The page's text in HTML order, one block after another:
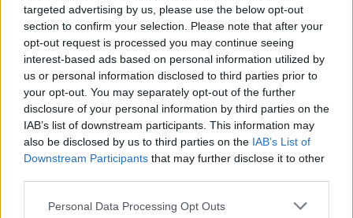
targeted advertising by us, please use the below opt-out
section to confirm your selection. Please note that after your
opt-out request is processed you may continue seeing
interest-based ads based on personal information utilized by
us or personal information disclosed to third parties prior to
your opt-out. You may separately opt-out of the further
disclosure of your personal information by third parties on the
IAB’s list of downstream participants. This information may
also be disclosed by us to third parties on the IAB’s List of
Downstream Participants that may further disclose it to other
Personal Data Processing Opt Outs
Petras Gražulis rėžė, koks jo tikslas siekiant Lietuvos
prezidento posto
Žinios | Lietuvos diena
00:02:45
Bandė pritaikyti draudimą šunims, o dabar – tą patį
taikys žmonėms
Žinios Lietuvos diena
00:01:35
Kandidato į prezidentus biografijos detalės kelia